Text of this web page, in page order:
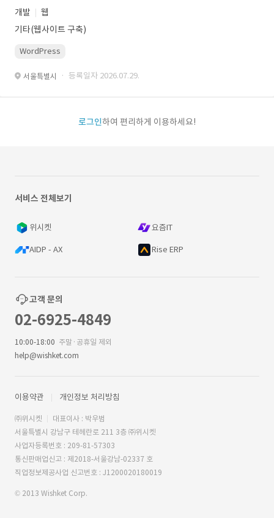
개발
웹
기타(웹사이트 구축)
WordPress
서울특별시 · 등록일자 2026.07.29.
로그인하여 편리하게 이용하세요!
서비스 전체보기
위시켓 요즘IT
AIDP - AX Rise ERP
고객 문의
02-6925-4849
10:00-18:00 주말·공휴일 제외
help@wishket.com
이용약관 개인정보 처리방침
㈜위시켓
대표이사 : 박우범
서울특별시 강남구 테헤란로 211 3층 ㈜위시켓
사업자등록번호 : 209-81-57303
통신판매업신고 : 제2018-서울강남-02337 호
직업정보제공사업 신고번호 : J1200020180019
© 2013 Wishket Corp.